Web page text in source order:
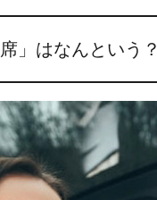
」はなんという？